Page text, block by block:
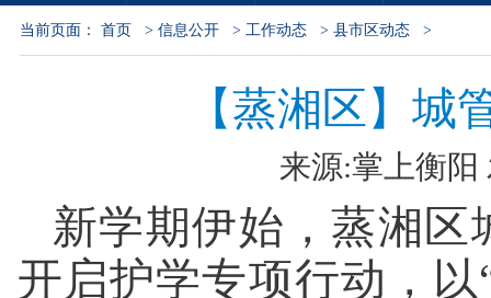
当前页面： 首页 > 信息公开 > 工作动态 > 县市区动态 >
【蒸湘区】城
来源:掌上衡阳
新学期伊始，蒸湘区
开启护学专项行动，